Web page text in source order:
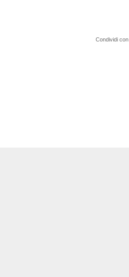
Condividi con